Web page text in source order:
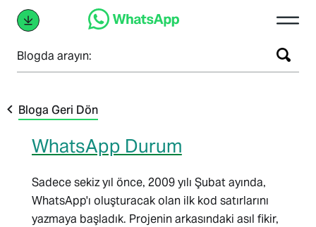
Blogda arayın:
Bloga Geri Dön
WhatsApp Durum
Sadece sekiz yıl önce, 2009 yılı Şubat ayında,
WhatsApp'ı oluşturacak olan ilk kod satırlarını
yazmaya başladık. Projenin arkasındaki asıl fikir,